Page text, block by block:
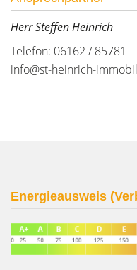
Herr Steffen Heinrich
Telefon: 06162 / 85781
info@st-heinrich-
Energieausweis